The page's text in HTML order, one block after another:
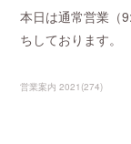
本日は通常営業（
ちしております。
営業案内 2021 (274)